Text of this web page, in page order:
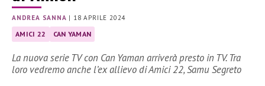
ANDREA SANNA | 18 APRILE 2024
AMICI 22 CAN YAMAN
La nuova serie TV con Can Yaman arriverà presto in TV. Tra
loro vedremo anche l’ex allievo di Amici 22, Samu Segreto